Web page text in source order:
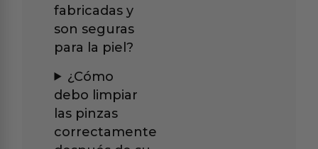
fabricadas y
son seguras
para la piel?
¿Cómo
debo limpiar
las pinzas
correctamente